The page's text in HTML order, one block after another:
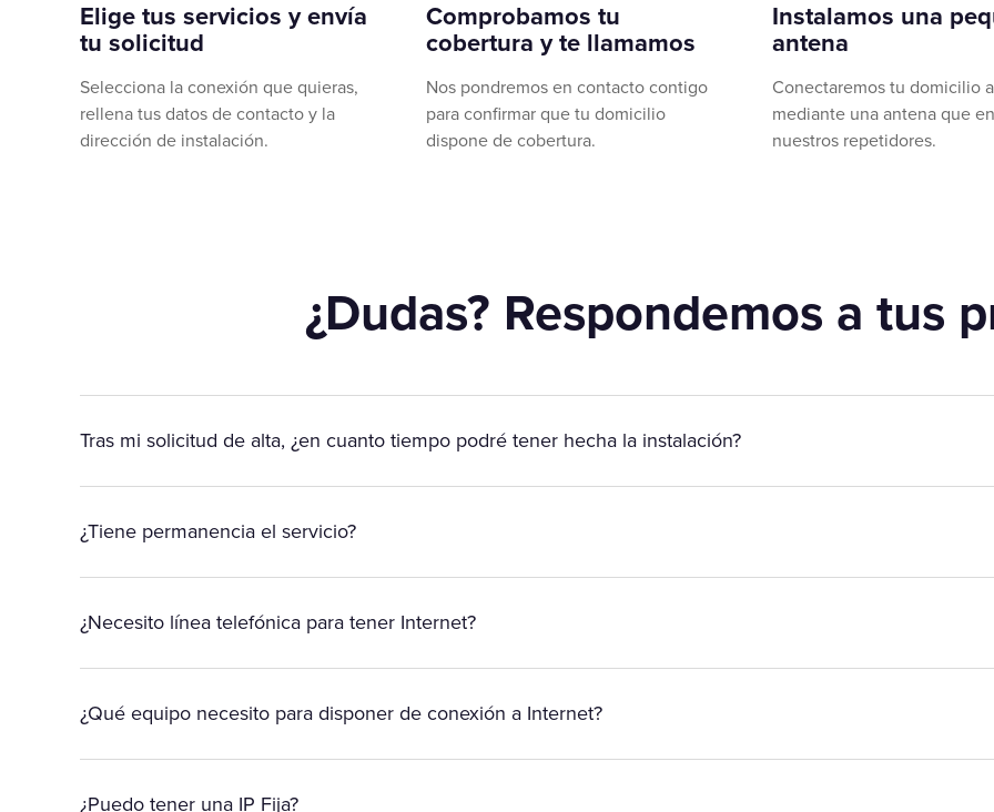
Elige tus servicios y envía
tu solicitud
Selecciona la conexión que quieras,
rellena tus datos de contacto y la
dirección de instalación.
Comprobamos tu
cobertura y te llamamos
Nos pondremos en contacto contigo
para confirmar que tu domicilio
dispone de cobertura.
Instalamos una
antena
Conectaremos tu domicilio
mediante una antena que
nuestros repetidores.
¿Dudas? Respondemos a tus
Tras mi solicitud de alta, ¿en cuanto tiempo podré tener hecha la instalación?
¿Tiene permanencia el servicio?
¿Necesito línea telefónica para tener Internet?
¿Qué equipo necesito para disponer de conexión a Internet?
¿Puedo tener una IP Fija?